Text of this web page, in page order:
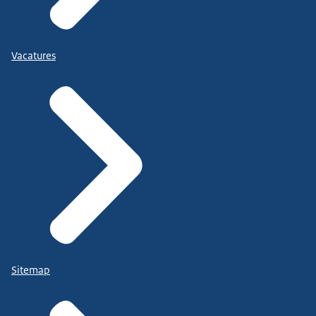
Vacatures
Sitemap